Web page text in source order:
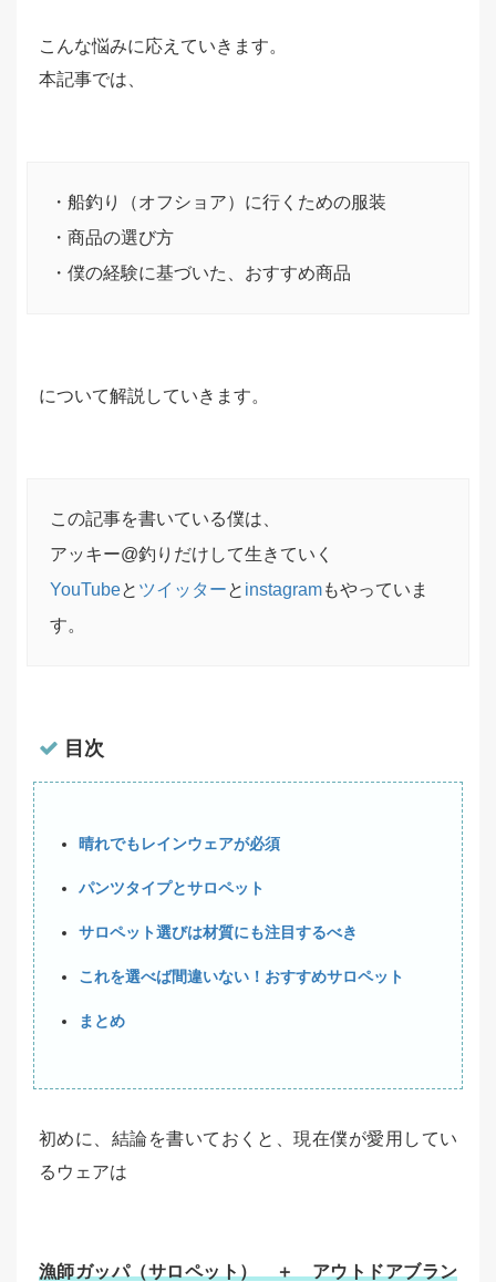
こんな悩みに応えていきます。
本記事では、
・船釣り（オフショア）に行くための服装
・商品の選び方
・僕の経験に基づいた、おすすめ商品
について解説していきます。
この記事を書いている僕は、
アッキー@釣りだけして生きていく
YouTubeと ツイッターと instagramもやっていま
す。
目次
晴れでもレインウェアが必須
パンツタイプとサロペット
サロペット選びは材質にも注目するべき
これを選べば間違いない！おすすめサロペット
まとめ
初めに、結論を書いておくと、現在僕が愛用してい
るウェアは
漁師ガッパ（サロペット） ＋ アウトドアブラン